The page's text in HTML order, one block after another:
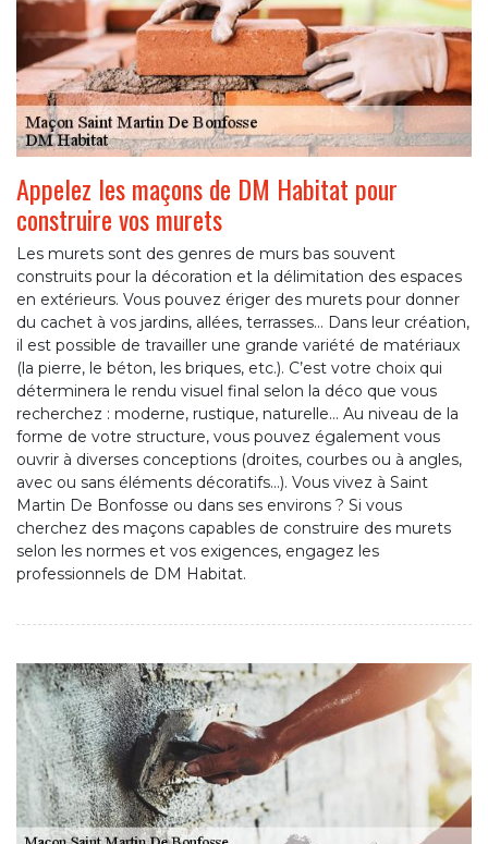
Appelez les maçons de DM Habitat pour
construire vos murets
Les murets sont des genres de murs bas souvent
construits pour la décoration et la délimitation des espaces
en extérieurs. Vous pouvez ériger des murets pour donner
du cachet à vos jardins, allées, terrasses… Dans leur création,
il est possible de travailler une grande variété de matériaux
(la pierre, le béton, les briques, etc.). C’est votre choix qui
déterminera le rendu visuel final selon la déco que vous
recherchez : moderne, rustique, naturelle… Au niveau de la
forme de votre structure, vous pouvez également vous
ouvrir à diverses conceptions (droites, courbes ou à angles,
avec ou sans éléments décoratifs…). Vous vivez à Saint
Martin De Bonfosse ou dans ses environs ? Si vous
cherchez des maçons capables de construire des murets
selon les normes et vos exigences, engagez les
professionnels de DM Habitat.